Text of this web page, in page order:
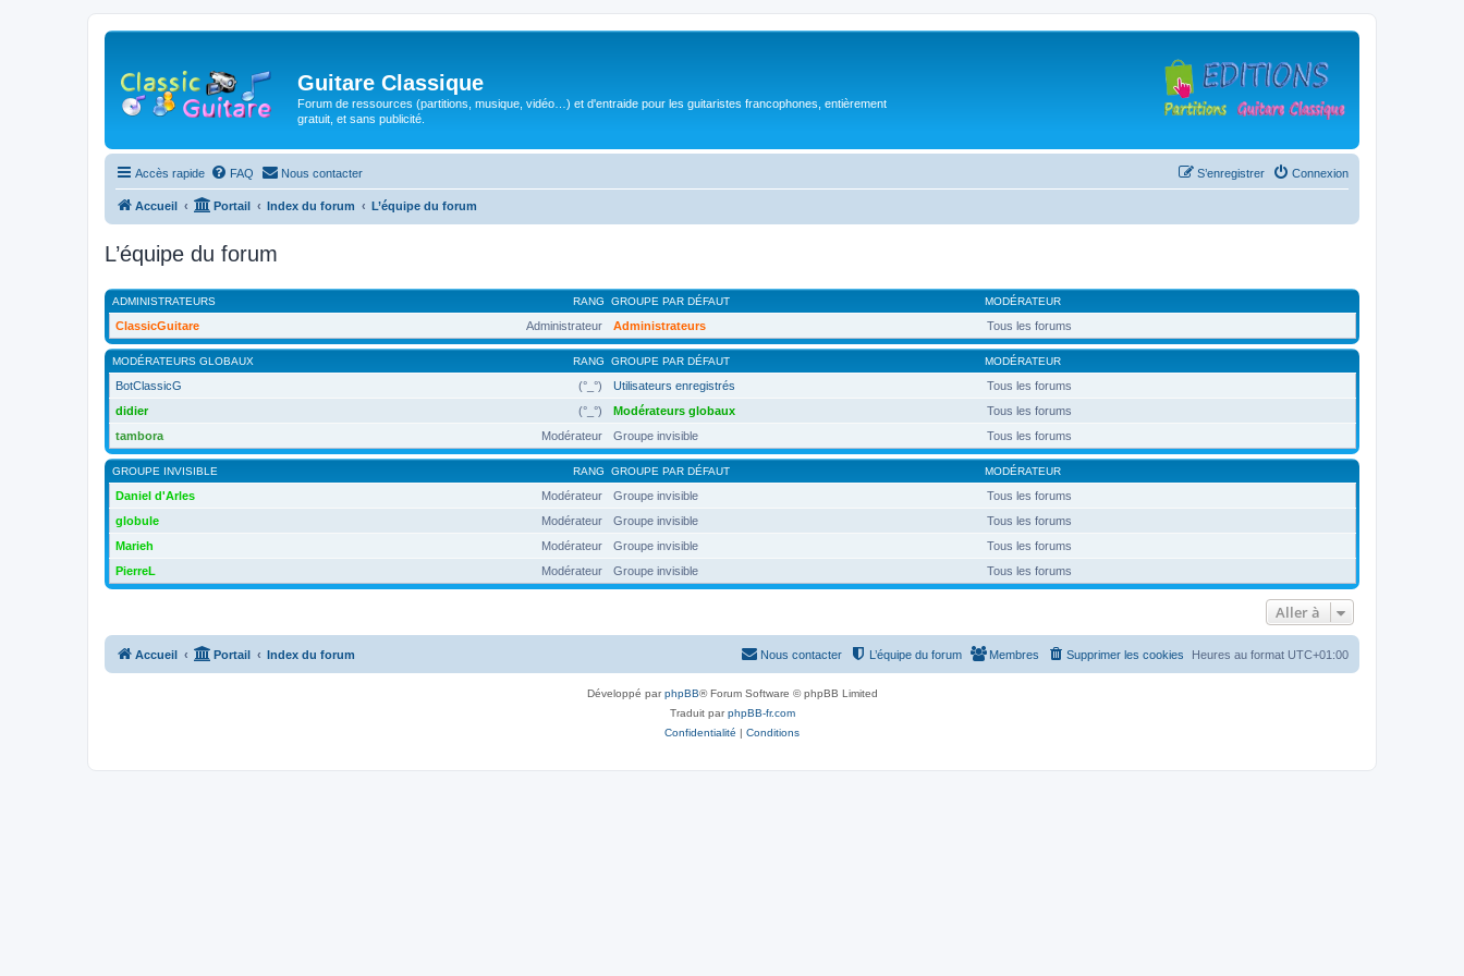
Guitare Classique
Forum de ressources (partitions, musique, vidéo…) et d'entraide pour les guitaristes francophones, entièrement
gratuit, et sans publicité.
Accès rapide FAQ Nous contacter Connexion
S’enregistrer
Accueil Portail Index du forum L’équipe du forum
L’équipe du forum
RANG
ADMINISTRATEURS GROUPE PAR DÉFAUT MODÉRATEUR
Administrateur
ClassicGuitare Administrateurs Tous les forums
RANG
MODÉRATEURS GLOBAUX GROUPE PAR DÉFAUT MODÉRATEUR
(°_°)
BotClassicG Utilisateurs enregistrés
Tous les forums
(°_°)
didier Modérateurs globaux
Tous les forums
Modérateur
tambora Groupe invisible Tous les forums
RANG
GROUPE INVISIBLE GROUPE PAR DÉFAUT MODÉRATEUR
Modérateur
Daniel d'Arles Groupe invisible
Tous les forums
Modérateur
globule Groupe invisible
Tous les forums
Modérateur
Marieh Groupe invisible
Tous les forums
Modérateur
PierreL Groupe invisible Tous les forums
Aller à
Accueil Portail Index du forum Heures au format UTC+01:00
Supprimer les cookies
Membres
L’équipe du forum
Nous contacter
Développé parphpBB® Forum Software © phpBB Limited
Traduit parphpBB-fr.com
Confidentialité | Conditions